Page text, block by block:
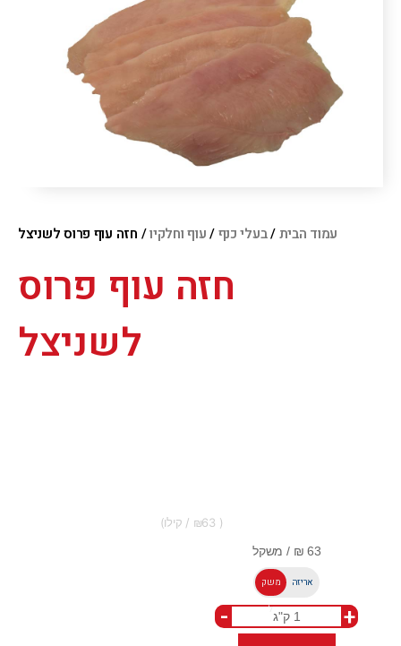
עמוד הבית/בעלי כנף/עוף וחלקיו/ חזה עוף פרוס לשניצל
חזה עוף פרוס
לשניצל
63
משק
ל
אריזה
+
-